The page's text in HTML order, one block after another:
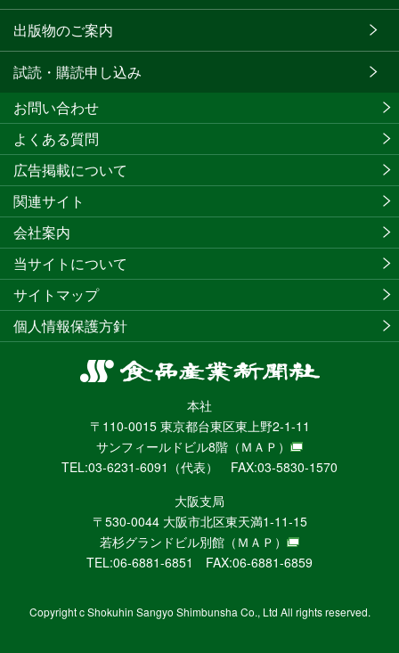
出版物のご案内
試読・購読申し込み
食
産
業
新
聞
社
ニ
ュ
ー
WEB
本社
〒110-0015 東京都台東区東上野2-1-11
サンフィールドビル8階 （ＭＡＰ）
TEL:03-6231-6091（代表） FAX:03-5830-1570
大阪支局
〒530-0044 大阪市北区東天満1-11-15
若杉グランドビル別館 （ＭＡＰ）
TEL:06-6881-6851 FAX:06-6881-6859
お問い合わせ
よくある質問
広告掲載について
関連サイト
会社案内
当サイトについて
サイトマップ
個人情報保護方針
Copyright c Shokuhin Sangyo Shimbunsha Co., Ltd All rights reserved.